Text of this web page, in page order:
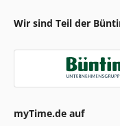
Wir sind Teil der
myTime.de auf